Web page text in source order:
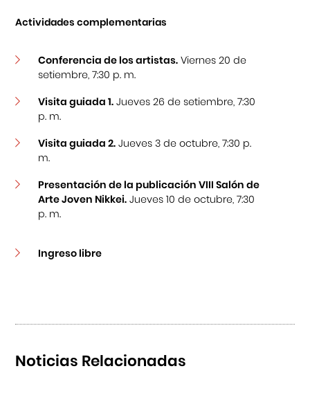
Actividades complementarias
Conferencia de los artistas.Viernes 20 de
setiembre, 7:30 p. m.
Visita guiada 1.Jueves 26 de setiembre, 7:30
p. m.
Visita guiada 2.Jueves 3 de octubre, 7:30 p.
m.
Presentación de la publicación VIII Salón de
Arte Joven Nikkei.Jueves 10 de octubre, 7:30
p. m.
Ingreso libre
Noticias Relacionadas